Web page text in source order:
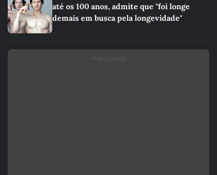
até os 100 anos, admite que "foi longe
demais em busca pela longevidade"
PUBLICIDADE